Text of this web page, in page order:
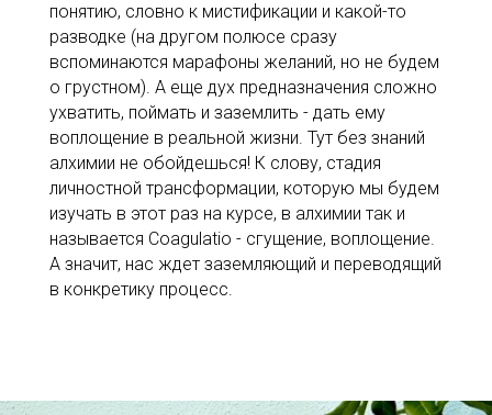
понятию, словно к мистификации и какой-то
разводке (на другом полюсе сразу
вспоминаются марафоны желаний, но не будем
о грустном). А еще дух предназначения сложно
ухватить, поймать и заземлить - дать ему
воплощение в реальной жизни. Тут без знаний
алхимии не обойдешься! К слову, стадия
личностной трансформации, которую мы будем
изучать в этот раз на курсе, в алхимии так и
называется Coagulatio - сгущение, воплощение.
А значит, нас ждет заземляющий и переводящий
в конкретику процесс.